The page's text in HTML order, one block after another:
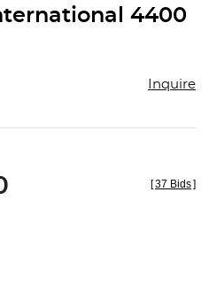
4400
Inquire
[37 Bids]